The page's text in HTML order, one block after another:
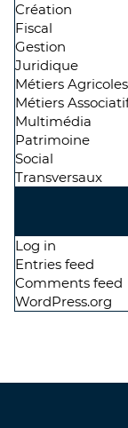
Création
Fiscal
Gestion
Juridique
Métiers Agricoles
Métiers
Multimédia
Patrimoine
Social
Transversaux
Log in
Entries feed
Comments feed
WordPress.org